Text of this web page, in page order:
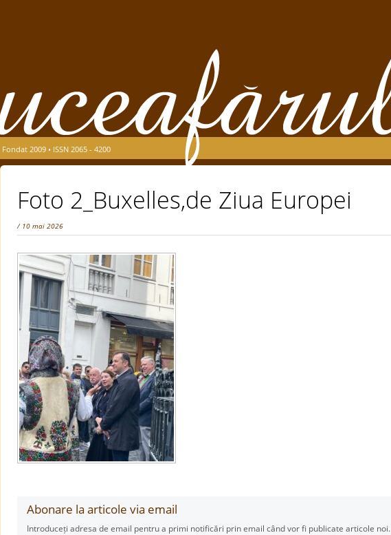
Fondat 2009 • ISSN 2065 - 4200
Foto 2_Buxelles,de Ziua Europei
/ 10 mai 2026
Abonare la articole via email
Introduceți adresa de email pentru a primi notificări prin email când vor fi publicate articole noi.